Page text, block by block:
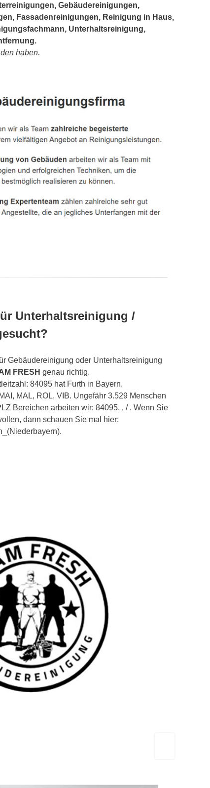
Gebäudereinigungen,
Fassadenreinigungen, Reinigung in Haus,
Unterhaltsreinigung,
haben.
Unterhaltsreinigung /
Gebäudereinigung oder Unterhaltsreinigung
FRESH genau richtig.
84095 hat Furth in Bayern.
MAL, ROL, VIB. Ungefähr 3.529 Menschen
Bereichen arbeiten wir: 84095, , / . Wenn Sie
dann schauen Sie mal hier: